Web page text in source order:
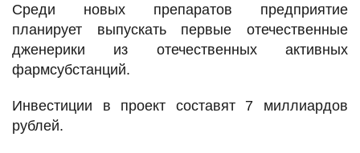
Среди новых препаратов предприятие
планирует выпускать первые отечественные
дженерики из отечественных активных
фармсубстанций.
Инвестиции в проект составят 7 миллиардов
рублей.